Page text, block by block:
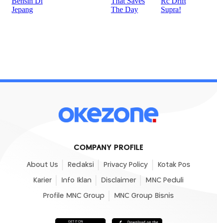
COMPANY PROFILE
About Us Redaksi Privacy Policy Kotak Pos
Karier Info Iklan Disclaimer MNC Peduli
Profile MNC Group MNC Group Bisnis